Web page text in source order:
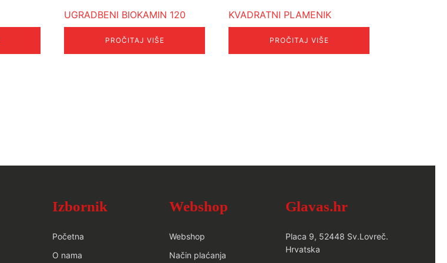
UGRADBENI BIOKAMIN 120
PROČITAJ VIŠE
KVADRATNI PLAMENIK
PROČITAJ VIŠE
Izbornik
Početna
O nama
Webshop
Webshop
Način plaćanja
Glavas.hr
Placa 9, 52448 Sv.Lovreč.
Hrvatska